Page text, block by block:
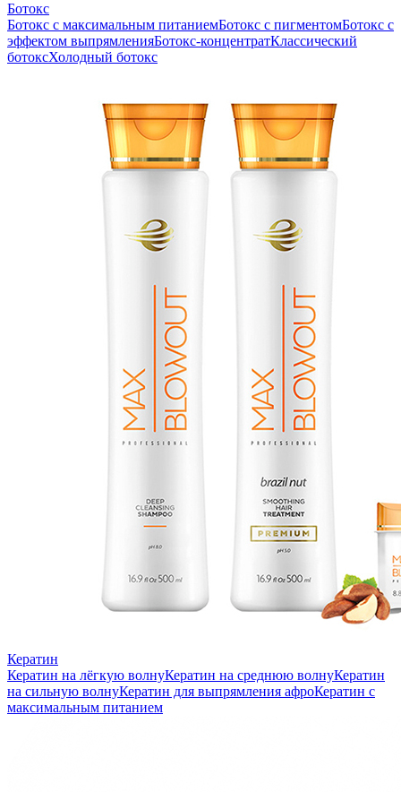
Ботокс
Ботокс с максимальным питаниемБотокс с пигментомБотокс с
эффектом выпрямленияБотокс-концентратКлассический
ботоксХолодный ботокс
Кератин
Кератин на лёгкую волнуКератин на среднюю волнуКератин
на сильную волнуКератин для выпрямления афроКератин с
максимальным питанием